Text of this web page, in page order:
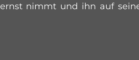
nimmt und ihn auf